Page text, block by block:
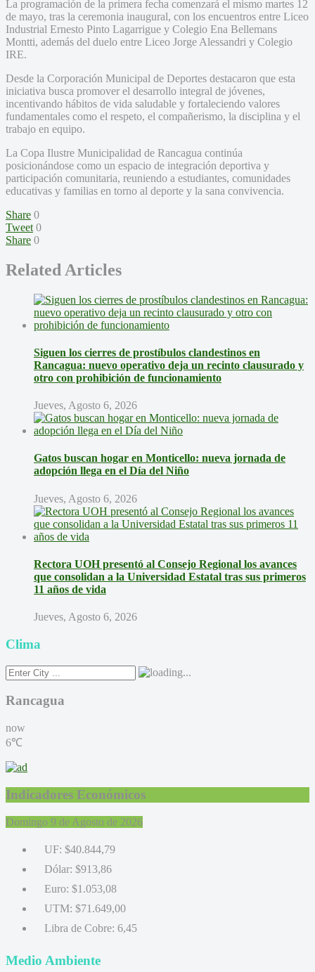
La programación de la primera fecha comenzará el mismo martes 12
de mayo, tras la ceremonia inaugural, con los encuentros entre Liceo
Industrial Ernesto Pinto Lagarrigue y Colegio Ena Bellemans
Montti, además del duelo entre Liceo Jorge Alessandri y Colegio
IRE.
Desde la Corporación Municipal de Deportes destacaron que esta
iniciativa busca promover el desarrollo integral de jóvenes,
incentivando hábitos de vida saludable y fortaleciendo valores
fundamentales como el respeto, el compañerismo, la disciplina y el
trabajo en equipo.
La Copa Ilustre Municipalidad de Rancagua continúa
posicionándose como un espacio de integración deportiva y
participación comunitaria, reuniendo a estudiantes, comunidades
educativas y familias en torno al deporte y la sana convivencia.
Share 0
Tweet 0
Share 0
Related Articles
Siguen los cierres de prostíbulos clandestinos en
Rancagua: nuevo operativo deja un recinto clausurado y
otro con prohibición de funcionamiento
Jueves, Agosto 6, 2026
Gatos buscan hogar en Monticello: nueva jornada de
adopción llega en el Día del Niño
Jueves, Agosto 6, 2026
Rectora UOH presentó al Consejo Regional los avances
que consolidan a la Universidad Estatal tras sus primeros
11 años de vida
Jueves, Agosto 6, 2026
Clima
Rancagua
now
6℃
Indicadores Económicos
Domingo 9 de Agosto de 2026
UF: $40.844,79
Dólar: $913,86
Euro: $1.053,08
UTM: $71.649,00
Libra de Cobre: 6,45
Medio Ambiente